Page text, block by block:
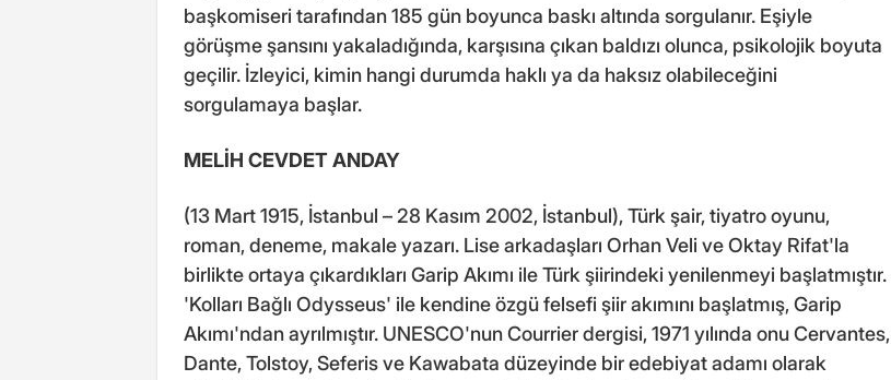
başkomiseri tarafından 185 gün boyunca baskı altında sorgulanır. Eşiyle
görüşme şansını yakaladığında, karşısına çıkan baldızı olunca, psikolojik boyuta
geçilir. İzleyici, kimin hangi durumda haklı ya da haksız olabileceğini
sorgulamaya başlar.
MELİH CEVDET ANDAY
(13 Mart 1915, İstanbul – 28 Kasım 2002, İstanbul), Türk şair, tiyatro oyunu,
roman, deneme, makale yazarı. Lise arkadaşları Orhan Veli ve Oktay Rifat'la
birlikte ortaya çıkardıkları Garip Akımı ile Türk şiirindeki yenilenmeyi başlatmıştır.
'Kolları Bağlı Odysseus' ile kendine özgü felsefi şiir akımını başlatmış, Garip
Akımı'ndan ayrılmıştır. UNESCO'nun Courrier dergisi, 1971 yılında onu Cervantes,
Dante, Tolstoy, Seferis ve Kawabata düzeyinde bir edebiyat adamı olarak